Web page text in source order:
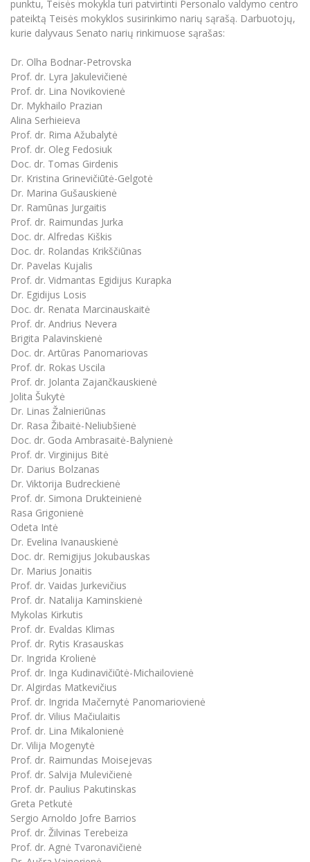
Universiteto teatras
MRU pop vokalinis ansamblis (vadovas Artūras
MRU merginų choras
Neformaliuoju ir (ar) savišvietos būdu įgytų
kompetencijų vertinimas ir pripažinimas
Erasmus+ mobilumas praktikoms (SMP)
Kitos galimybės
Partnerystės
Azijos centras
Vilniaus Karaliaus Sedžiongo institutas
Frankofoniškų šalių studijų centras
Emocinė gerovė
Mokslo laboratorijos
Doktorantūra
Projektai
Akademinė leidyba
Mokymų LAB
Mokslo naujienos
Kasmetiniai mokslo renginiai
Veiklos dokumentai
Darbas MRU
Universiteto simbolika
Atributika
Naujienos
Tarptautiškumas
Studentams
Studentams
Darbuotojams
Partnerystės
Azijos centras
Vilniaus Karaliaus Sedžiongo institutas
Frankofoniškų šalių studijų centras
Darbuotojams
Partnerystės
Azijos centras
Vilniaus Karaliaus Sedžiongo institutas
Frankofoniškų šalių studijų centras
Darnus vystymasis
Privatumo politika
Negalia ir individualieji poreikiai
Viešai skelbiama informacija
Parama Ukrainai
Civilinė sauga
Sūduvos akademija
Tinklalaidės
Magistrantūros studijos
Vadovų MBA
Švietimo ir kultūros vadovų MPA
Papildomosios studijos
Pedagogų rengimas
Doktorantūros studijos
Profesinės bakalauro studijos
Personalo valdymo centras
Privačių interesų deklaravimas
Informacija naujiems darbuotojams
Studijų Moodle (studijų vykdymui)
Darbuotojų Moodle (kompetencijų tobulinimui)
Studijų tvarkaraštis
Informacinė sistema "Studijos"
Darbuotojų elektroninis paštas
Daugiafaktorinė autentifikacija universiteto
darbuotojams (MFA)
Bendruomenės gerovė
Darbuotojų kvalifikacijos kėlimas
MRU norminių teisės aktų duomenų bazė
Intranetas
eDVS
Microsoft Office 365
Pagalbos sistema
Profesinė sąjunga
Kontaktų paieška
punktu, Teisės mokykla turi patvirtinti Personalo valdymo centro
pateiktą Teisės mokyklos susirinkimo narių sąrašą. Darbuotojų,
kurie dalyvaus Senato narių rinkimuose sąrašas:
Dr. Olha Bodnar-Petrovska
Prof. dr. Lyra Jakulevičienė
Prof. dr. Lina Novikovienė
Dr. Mykhailo Prazian
Alina Serhieieva
Prof. dr. Rima Ažubalytė
Prof. dr. Oleg Fedosiuk
Doc. dr. Tomas Girdenis
Dr. Kristina Grinevičiūtė-Gelgotė
Dr. Marina Gušauskienė
Dr. Ramūnas Jurgaitis
Prof. dr. Raimundas Jurka
Doc. dr. Alfredas Kiškis
Doc. dr. Rolandas Krikščiūnas
Dr. Pavelas Kujalis
Prof. dr. Vidmantas Egidijus Kurapka
Dr. Egidijus Losis
Doc. dr. Renata Marcinauskaitė
Prof. dr. Andrius Nevera
Brigita Palavinskienė
Doc. dr. Artūras Panomariovas
Prof. dr. Rokas Uscila
Prof. dr. Jolanta Zajančkauskienė
Jolita Šukytė
Dr. Linas Žalnieriūnas
Dr. Rasa Žibaitė-Neliubšienė
Doc. dr. Goda Ambrasaitė-Balynienė
Prof. dr. Virginijus Bitė
Dr. Darius Bolzanas
Dr. Viktorija Budreckienė
Prof. dr. Simona Drukteinienė
Rasa Grigonienė
Odeta Intė
Dr. Evelina Ivanauskienė
Doc. dr. Remigijus Jokubauskas
Dr. Marius Jonaitis
Prof. dr. Vaidas Jurkevičius
Prof. dr. Natalija Kaminskienė
Mykolas Kirkutis
Prof. dr. Evaldas Klimas
Prof. dr. Rytis Krasauskas
Dr. Ingrida Krolienė
Prof. dr. Inga Kudinavičiūtė-Michailovienė
Dr. Algirdas Matkevičius
Prof. dr. Ingrida Mačernytė Panomariovienė
Prof. dr. Vilius Mačiulaitis
Prof. dr. Lina Mikalonienė
Dr. Vilija Mogenytė
Prof. dr. Raimundas Moisejevas
Prof. dr. Salvija Mulevičienė
Prof. dr. Paulius Pakutinskas
Greta Petkutė
Sergio Arnoldo Jofre Barrios
Prof. dr. Žilvinas Terebeiza
Prof. dr. Agnė Tvaronavičienė